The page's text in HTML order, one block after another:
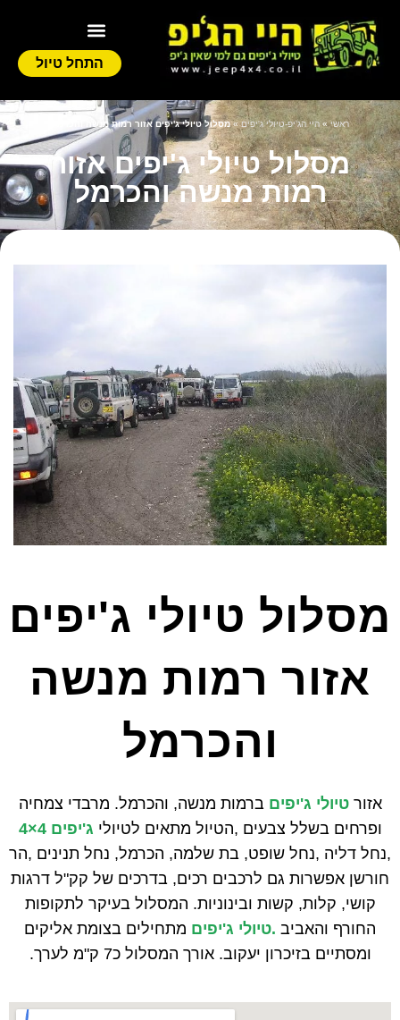
התחל טיול
ראשי»היי הג'יפ-טיולי ג'יפים»מסלול טיולי ג'יפים אזור רמות מנשה והכרמל
מסלול טיולי ג'יפים אזור
רמות מנשה והכרמל
מסלול טיולי ג'יפים
אזור רמות מנשה
והכרמל
אזורטיולי ג'יפים ברמות מנשה, והכרמל. מרבדי צמחיה
ופרחים בשלל צבעים ,הטיול מתאים לטיולי ג'יפים 4×4
,נחל דליה ,נחל שופט, בת שלמה, הכרמל, נחל תנינים ,הר
חורשן אפשרות גם לרכבים רכים, בדרכים של קק"ל דרגות
קושי, קלות, קשות ובינוניות. המסלול בעיקר לתקופות
החורף והאביב .טיולי ג'יפים מתחילים בצומת אליקים
ומסתיים בזיכרון יעקוב. אורך המסלול כ7 ק"מ לערך.